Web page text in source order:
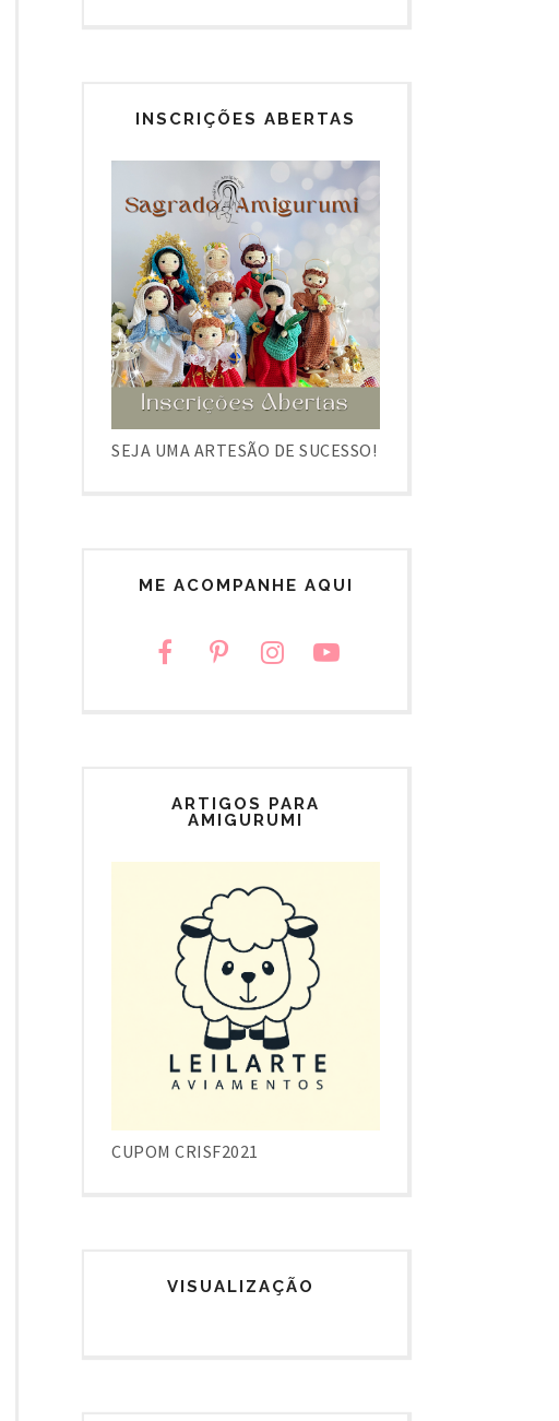
INSCRIÇÕES ABERTAS
SEJA UMA ARTESÃO DE SUCESSO!
ME ACOMPANHE AQUI
ARTIGOS PARA
AMIGURUMI
CUPOM CRISF2021
VISUALIZAÇÃO